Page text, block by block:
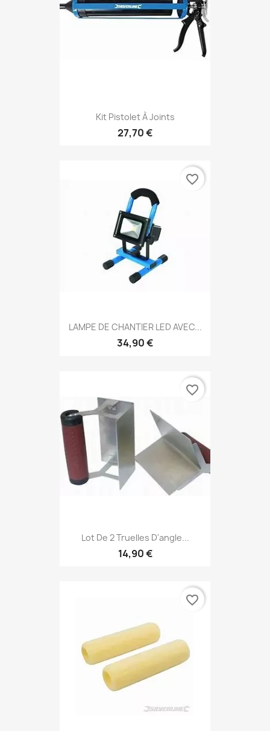
Kit Pistolet À Joints
27,70 €
LAMPE DE CHANTIER LED AVEC...
34,90 €
favorite_border
Lot De 2 Truelles D'angle...
14,90 €
favorite_border
favorite_border